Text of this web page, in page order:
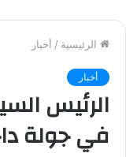
الرئيسية / أخبار
أخبار
الرئيس
في جولة